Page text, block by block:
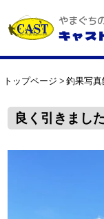
やまぐち
キャス
トップページ 釣果写真
良く引きまし